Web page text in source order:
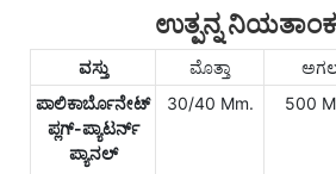
ಉತ್ಪನ್ನ
ವಸ್ತು ಮೊತ್ತಾ
ಪಾಲಿಕಾರ್ಬೊನೇಟ್
ಪ್ಲಗ್-ಪ್ಯಾಟರ್ನ್
ಪ್ಯಾನಲ್
30/40 Mm. 500